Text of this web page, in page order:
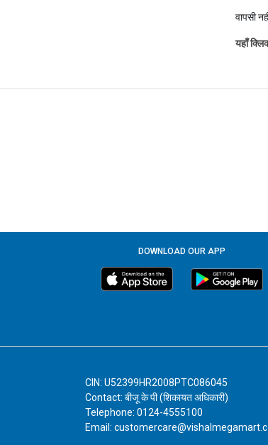
वापसी
यहाँ
DOWNLOAD OUR APP
CIN: U52399HR2008PTC086045
Contact: बीजू के पी (शिकायत अधिकारी)
Telephone: 0124-4555100
Email: